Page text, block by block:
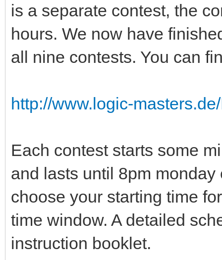
is a separate contest, the
hours. We now have
all nine contests. You can
http://www.logic-
Each contest starts some
and lasts until 8pm
choose your starting time
time window. A detailed
instruction booklet.